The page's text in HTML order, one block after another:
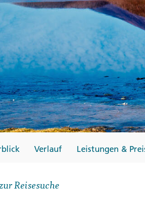
Gutscheine
Messen und
Notfallteam und
Krisenmanagement
Verlauf Leistungen &
Reisesuche